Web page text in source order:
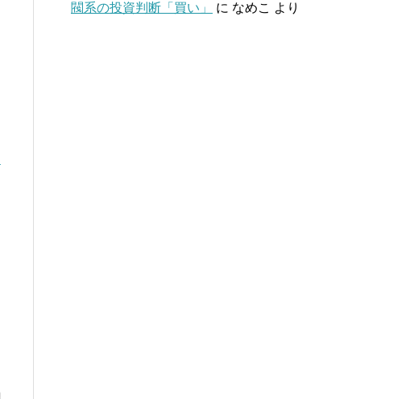
閥系の投資判断「買い」
に なめこ より